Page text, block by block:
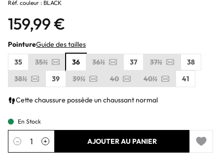
Réf. couleur : BLACK
159,99 €
PointureGuide des tailles
35
35½ 36 36½ 37 37½
38
38½
39 39½ 40 40½ 41
Cette chaussure possède un chaussant normal
En Stock
Quantité
− + AJOUTER AU PANIER
Add to